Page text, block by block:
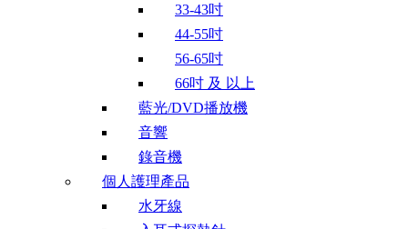
33-43吋
44-55吋
56-65吋
66吋 及 以上
藍光/DVD播放機
音響
錄音機
個人護理產品
水牙線